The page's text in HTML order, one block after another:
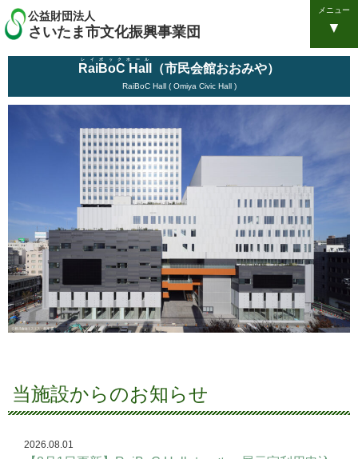
公益財団法人
さいたま市文化振興事業団
メニュー
RaiBoC Hall
レイボックホール
（市民会館おおみや）
RaiBoC Hall ( Omiya Civic Hall )
当施設からのお知らせ
2026.08.01